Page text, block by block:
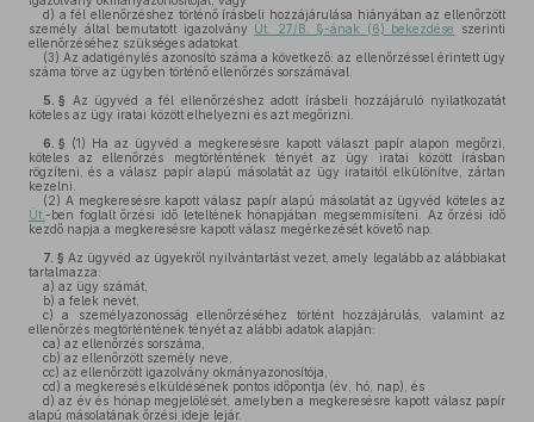
d) a fél ellenőrzéshez történő írásbeli hozzájárulása hiányában az ellenőrzött
személy által bemutatott igazolvány Üt. 27/B. §-ának (6) bekezdése
szerinti
ellenőrzéséhez szükséges adatokat.
(3) Az adatigénylés azonosító száma a következő: az ellenőrzéssel érintett ügy
száma törve az ügyben történő ellenőrzés sorszámával.
5. § Az ügyvéd a fél ellenőrzéshez adott írásbeli hozzájáruló nyilatkozatát
köteles az ügy iratai között elhelyezni és azt megőrizni.
6. § (1) Ha az ügyvéd a megkeresésre kapott választ papír alapon megőrzi,
köteles az ellenőrzés megtörténtének tényét az ügy iratai között írásban
rögzíteni, és a válasz papír alapú másolatát az ügy irataitól elkülönítve, zártan
kezelni.
(2) A megkeresésre kapott válasz papír alapú másolatát az ügyvéd köteles az
Üt. -ben foglalt őrzési idő leteltének hónapjában megsemmisíteni. Az őrzési idő
kezdő napja a megkeresésre kapott válasz megérkezését követő nap.
7. § Az ügyvéd az ügyekről nyilvántartást vezet, amely legalább az alábbiakat
tartalmazza:
a) az ügy számát,
b) a felek nevét,
c) a személyazonosság ellenőrzéséhez történt hozzájárulás, valamint az
ellenőrzés megtörténtének tényét az alábbi adatok alapján:
ca) az ellenőrzés sorszáma,
cb) az ellenőrzött személy neve,
cc) az ellenőrzött igazolvány okmányazonosítója,
cd) a megkeresés elküldésének pontos időpontja (év, hó, nap), és
d) az év és hónap megjelölését, amelyben a megkeresésre kapott válasz papír
alapú másolatának őrzési ideje lejár.